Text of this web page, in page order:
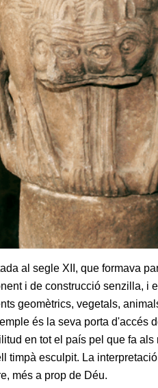
al segle XII, que formava
i de construcció senzilla, i
geomètrics, vegetals,
és la seva porta d'accés
en tot el país pel que fa
timpà esculpit. La
més a prop de Déu.